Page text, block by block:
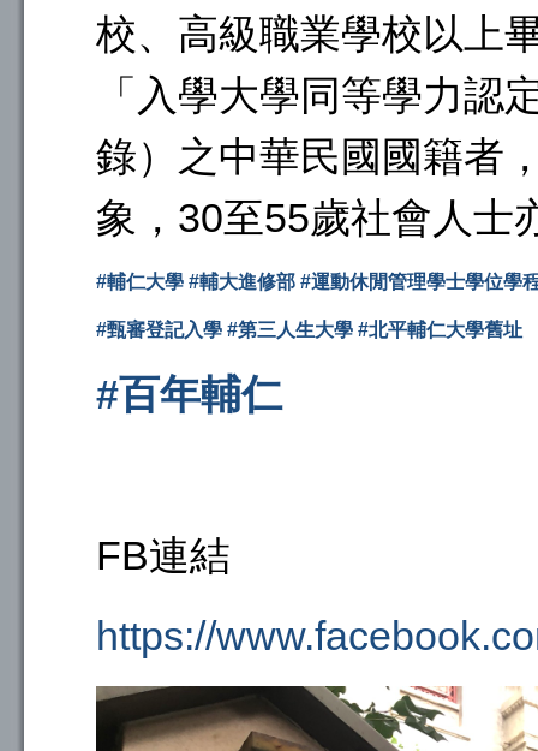
校、高級職業學校以上
「入學大學同等學力認
錄）之中華民國國籍者
象，30至55歲社會人士
#輔仁大學 #輔大進修部 #運動休閒管理學士學位學
#甄審登記入學 #第三人生大學 #北平輔仁大學舊址
#百年輔仁
FB連結
https://